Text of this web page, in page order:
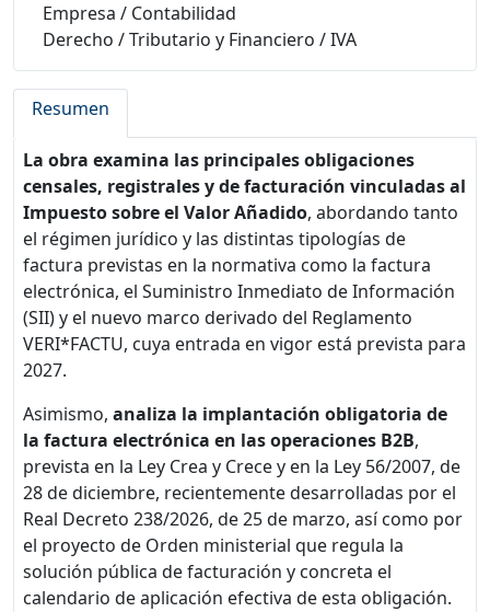
Empresa / Contabilidad
Derecho /Tributario y Financiero /IVA
Resumen
La obra examina las principales obligaciones
censales, registrales y de facturación vinculadas al
Impuesto sobre el Valor Añadido, abordando tanto
el régimen jurídico y las distintas tipologías de
factura previstas en la normativa como la factura
electrónica, el Suministro Inmediato de Información
(SII) y el nuevo marco derivado del Reglamento
VERI*FACTU, cuya entrada en vigor está prevista para
2027.
Asimismo, analiza la implantación obligatoria de
la factura electrónica en las operaciones B2B,
prevista en la Ley Crea y Crece y en la Ley 56/2007, de
28 de diciembre, recientemente desarrolladas por el
Real Decreto 238/2026, de 25 de marzo, así como por
el proyecto de Orden ministerial que regula la
solución pública de facturación y concreta el
calendario de aplicación efectiva de esta obligación.